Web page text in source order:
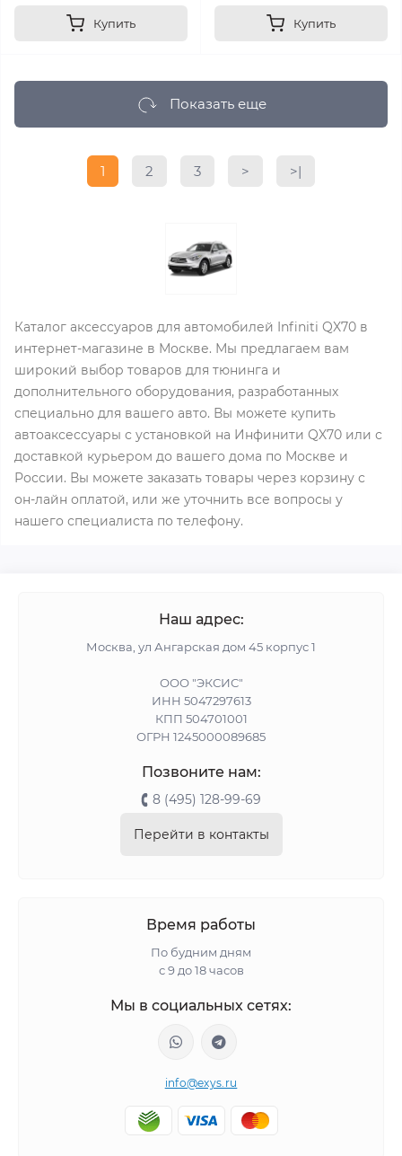
Купить Купить
Показать еще
1 2 3 > >|
Каталог аксессуаров для автомобилей Infiniti QX70 в
интернет-магазине в Москве. Мы предлагаем вам
широкий выбор товаров для тюнинга и
дополнительного оборудования, разработанных
специально для вашего авто. Вы можете купить
автоаксессуары с установкой на Инфинити QX70 или с
доставкой курьером до вашего дома по Москве и
России. Вы можете заказать товары через корзину с
он-лайн оплатой, или же уточнить все вопросы у
нашего специалиста по телефону.
Наш адрес:
Москва, ул Ангарская дом 45 корпус 1
ООО "ЭКСИС"
ИНН 5047297613
КПП 504701001
ОГРН 1245000089685
Позвоните нам:
8 (495) 128-99-69
Перейти в контакты
Время работы
По будним дням
с 9 до 18 часов
Мы в социальных сетях:
info@exys.ru